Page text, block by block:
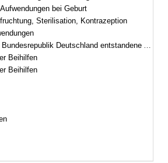
bei Geburt
Sterilisation, Kontrazeption
Deutschland entstandene Aufwendungen
Beihilfen
Beihilfen